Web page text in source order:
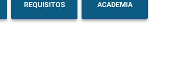
REQUISITOS ACADEMIA